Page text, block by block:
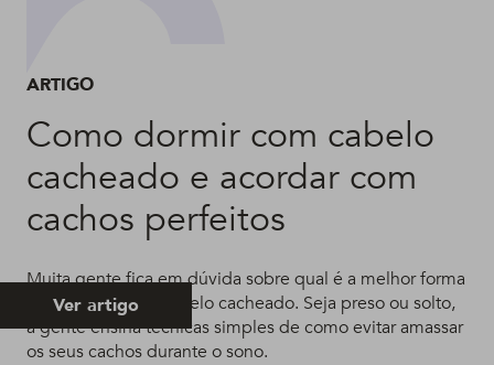
ARTIGO
Como dormir com cabelo
cacheado e acordar com
cachos perfeitos
Muita gente fica em dúvida sobre qual é a melhor forma
de dormir com o cabelo cacheado. Seja preso ou solto,
a gente ensina técnicas simples de como evitar amassar
os seus cachos durante o sono.
Ver artigo